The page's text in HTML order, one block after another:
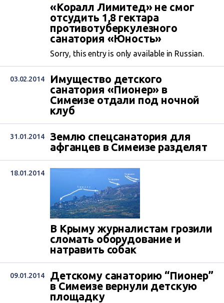
«Коралл Лимитед» не смог
отсудить 1,8 гектара
противотуберкулезного
санатория «Юность»
Sorry, this entry is only available in Russian.
03.02.2014
Имущество детского
санатория «Пионер» в
Симеизе отдали под ночной
клуб
31.01.2014
Землю спецсанатория для
афганцев в Симеизе разделят
18.01.2014
В Крыму журналистам грозили
сломать оборудование и
натравить собак
09.01.2014
Детскому санаторию “Пионер”
в Симеизе вернули детскую
площадку